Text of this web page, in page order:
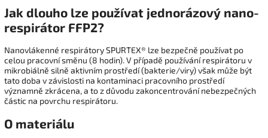
Jak dlouho lze používat jednorázový nano-
respirátor FFP2?
Nanovlákenné respirátory SPURTEX® lze bezpečně používat po
celou pracovní směnu (8 hodin). V případě používání respirátoru v
mikrobiálně silně aktivním prostředí (bakterie/viry) však může být
tato doba v závislosti na kontaminaci pracovního prostředí
významně zkrácena, a to z důvodu zakoncentrování nebezpečných
částic na povrchu respirátoru.
O materiálu